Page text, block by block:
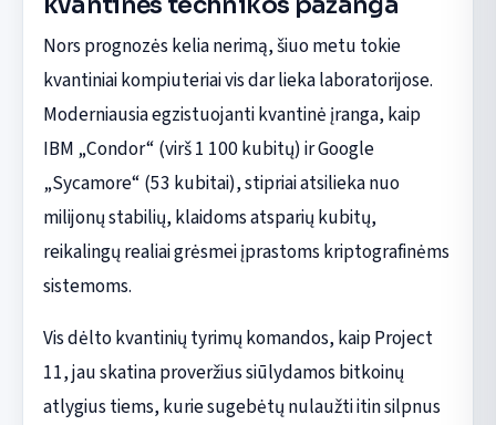
Nors prognozės kelia nerimą, šiuo metu tokie
kvantiniai kompiuteriai vis dar lieka laboratorijose.
Moderniausia egzistuojanti kvantinė įranga, kaip
IBM „Condor“ (virš 1 100 kubitų) ir Google
„Sycamore“ (53 kubitai), stipriai atsilieka nuo
milijonų stabilių, klaidoms atsparių kubitų,
reikalingų realiai grėsmei įprastoms kriptografinėms
sistemoms.
Vis dėlto kvantinių tyrimų komandos, kaip Project
11, jau skatina proveržius siūlydamos bitkoinų
atlygius tiems, kurie sugebėtų nulaužti itin silpnus